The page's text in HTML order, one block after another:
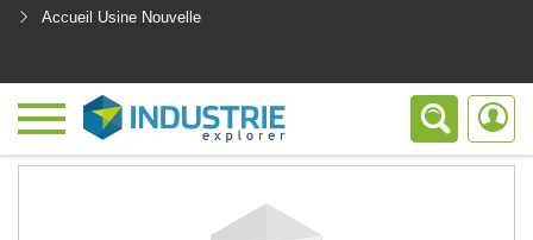
Accueil Usine Nouvelle